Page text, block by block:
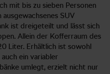
mit bis zu sieben Personen
SUV
ist dreigeteilt und lässt sich
Allein der Kofferraum des
Liter. Erhältlich ist sowohl
ein variabler
umlegt, erzielt nicht nur